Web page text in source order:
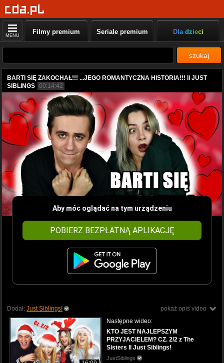
MENU Filmy premium Seriale premium Dla dzieci
szukaj
BARTI SIĘ ZAKOCHAŁ!!! ...JEGO ROMANTYCZNA HISTORIA!!! ll JUST
SIBLINGS 00:14:42
Aby móc oglądać na tym urządzeniu
POBIERZ BEZPŁATNĄ APLIKACJĘ
pokaż opis video
Dodał: Just Siblings!
Następne wideo:
KTO JEST NAJLEPSZYM
PRZYJACIELEM? CZ. 2/2 z The
Sisters ll Just Siblings!
JustSiblings